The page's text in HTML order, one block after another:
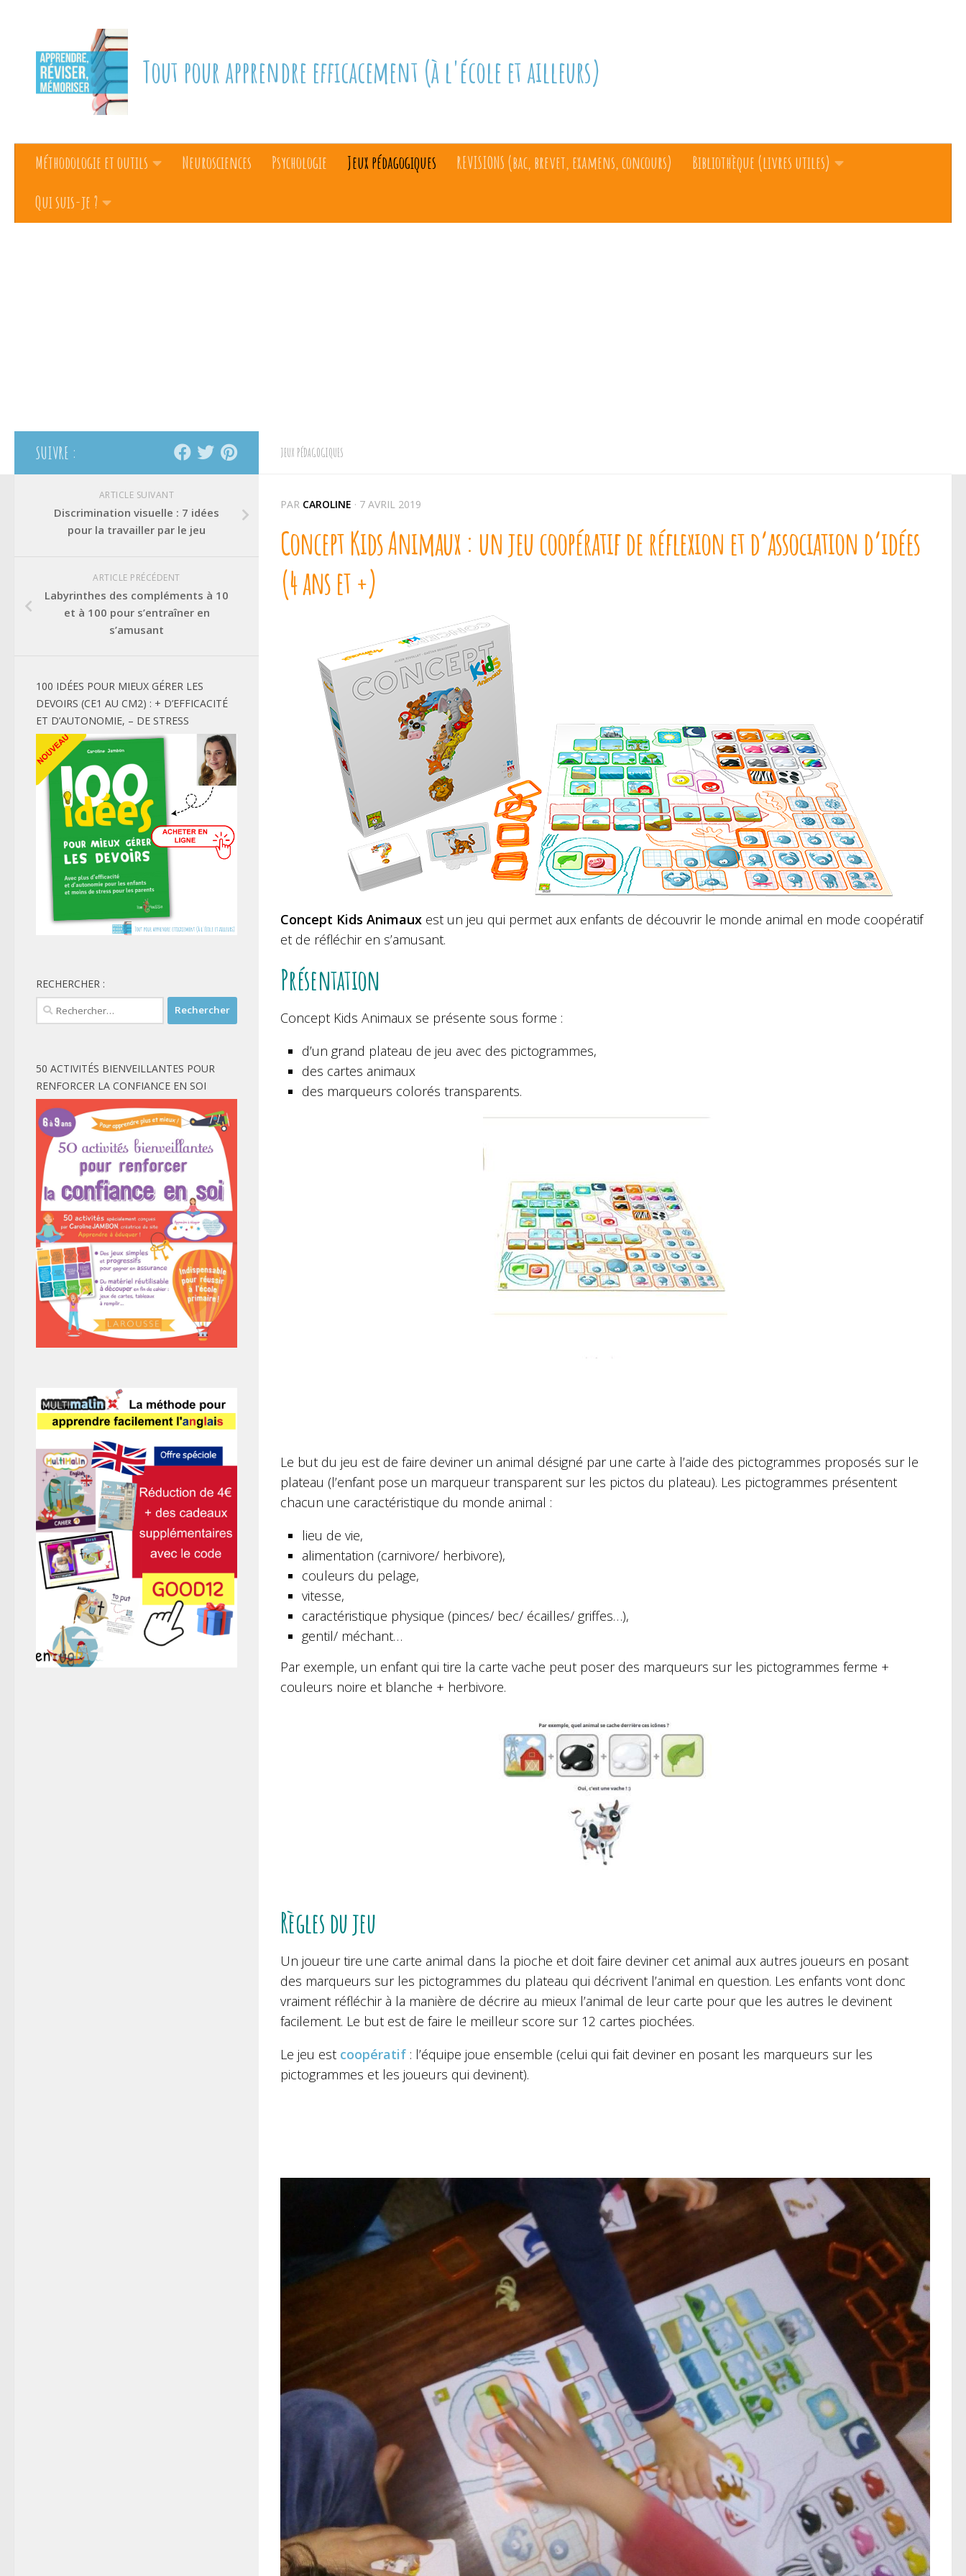
Tout pour apprendre efficacement (à l'école et ailleurs)
Méthodologie et outils Neurosciences Psychologie Jeux pédagogiques REVISIONS (bac, brevet, examens, concours)
Bibliothèque (livres utiles)
Qui suis-je ?
JEUX PÉDAGOGIQUES
PAR CAROLINE · 7 AVRIL 2019
Concept Kids Animaux : un jeu coopératif de réflexion et d’association d’idées
(4 ans et +)
Concept Kids Animaux est un jeu qui permet aux enfants de découvrir le monde animal en mode coopératif
et de réfléchir en s’amusant.
Présentation
Concept Kids Animaux se présente sous forme :
d’un grand plateau de jeu avec des pictogrammes,
des cartes animaux
des marqueurs colorés transparents.
Le but du jeu est de faire deviner un animal désigné par une carte à l’aide des pictogrammes proposés sur le
plateau (l’enfant pose un marqueur transparent sur les pictos du plateau). Les pictogrammes présentent
chacun une caractéristique du monde animal :
lieu de vie,
alimentation (carnivore/ herbivore),
couleurs du pelage,
vitesse,
caractéristique physique (pinces/ bec/ écailles/ griffes…),
gentil/ méchant…
Par exemple, un enfant qui tire la carte vache peut poser des marqueurs sur les pictogrammes ferme +
couleurs noire et blanche + herbivore.
Règles du jeu
Un joueur tire une carte animal dans la pioche et doit faire deviner cet animal aux autres joueurs en posant
des marqueurs sur les pictogrammes du plateau qui décrivent l’animal en question. Les enfants vont donc
vraiment réfléchir à la manière de décrire au mieux l’animal de leur carte pour que les autres le devinent
facilement. Le but est de faire le meilleur score sur 12 cartes piochées.
Le jeu est coopératif : l’équipe joue ensemble (celui qui fait deviner en posant les marqueurs sur les
pictogrammes et les joueurs qui devinent).
SUIVRE :
ARTICLE SUIVANT
Discrimination visuelle : 7 idées
pour la travailler par le jeu
ARTICLE PRÉCÉDENT
Labyrinthes des compléments à 10
et à 100 pour s’entraîner en
s’amusant
100 IDÉES POUR MIEUX GÉRER LES
DEVOIRS (CE1 AU CM2) : + D’EFFICACITÉ
ET D’AUTONOMIE, – DE STRESS
RECHERCHER :
Rechercher :
50 ACTIVITÉS BIENVEILLANTES POUR
RENFORCER LA CONFIANCE EN SOI